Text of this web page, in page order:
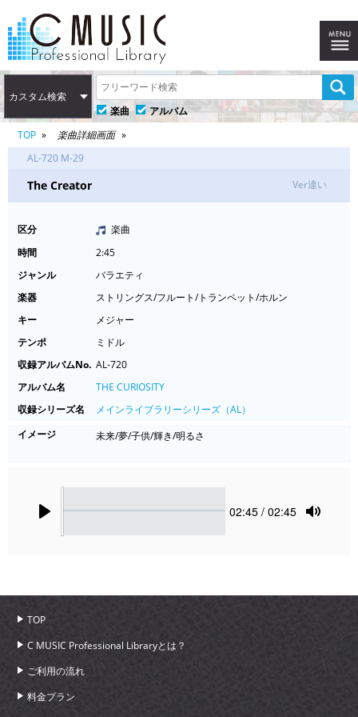
カスタム検索
楽曲
アルバム
TOP
楽曲詳細画面
AL-720 M-29
The Creator Ver違い
区分
楽曲
時間
2:45
ジャンル
バラエティ
楽器
ストリングス/フルート/トランペット/ホルン
キー
メジャー
テンポ
ミドル
収録アルバムNo. AL-720
アルバム名
THE CURIOSITY
収録シリーズ名
メインライブラリーシリーズ（AL）
イメージ
未来/夢/子供/輝き/明るさ
Current
02:45 / 02:45
TOP
C MUSIC Professional Libraryとは？
ご利用の流れ
料金プラン